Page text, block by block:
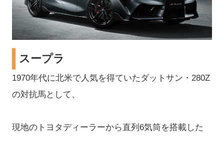
スープラ
1970年代に北米で人気を得ていたダットサン・280Z
の対抗馬として、
現地のトヨタディーラーから直列6気筒を搭載した